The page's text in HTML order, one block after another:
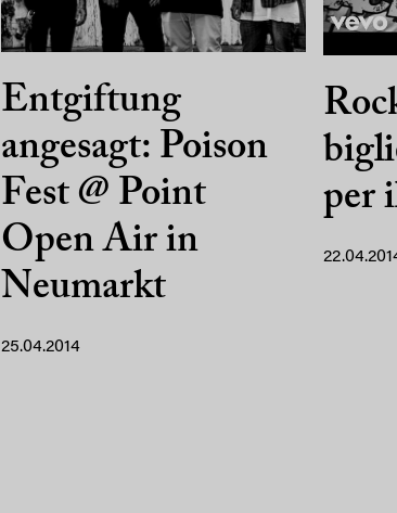
Entgiftung
angesagt: Poison
Fest @ Point
Open Air in
Neumarkt
25.04.2014
per